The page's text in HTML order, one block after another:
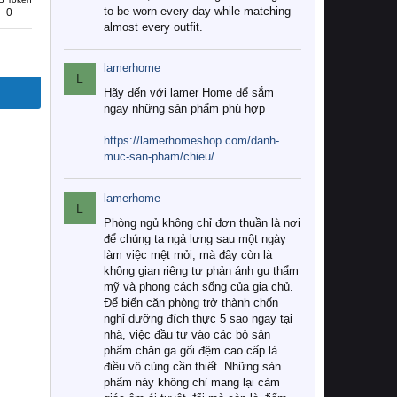
0
to be worn every day while matching
almost every outfit.
L
lamerhome
Hãy đến với lamer Home để sắm
ngay những sản phẩm phù hợp
https://lamerhomeshop.com/danh-
muc-san-pham/chieu/
L
lamerhome
Phòng ngủ không chỉ đơn thuần là nơi
để chúng ta ngả lưng sau một ngày
làm việc mệt mỏi, mà đây còn là
không gian riêng tư phản ánh gu thẩm
mỹ và phong cách sống của gia chủ.
Để biến căn phòng trở thành chốn
nghỉ dưỡng đích thực 5 sao ngay tại
nhà, việc đầu tư vào các bộ sản
phẩm chăn ga gối đệm cao cấp là
điều vô cùng cần thiết. Những sản
phẩm này không chỉ mang lại cảm